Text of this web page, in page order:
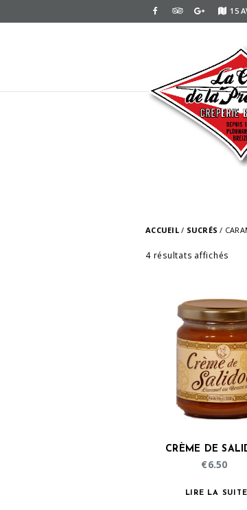
15
ACCUEIL/ SUCRÉS /
4 résultats affichés
CRÈME DE
€6.50
LIRE LA SUITE